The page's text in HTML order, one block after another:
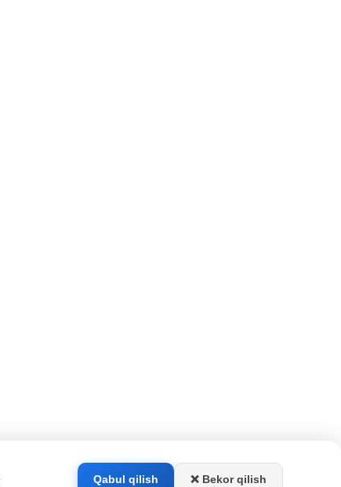
Qabul qilish ❌ Bekor qilish